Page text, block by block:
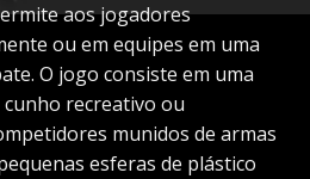
aos jogadores
ou em equipes em uma
O jogo consiste em uma
recreativo ou
munidos de armas
esferas de plástico